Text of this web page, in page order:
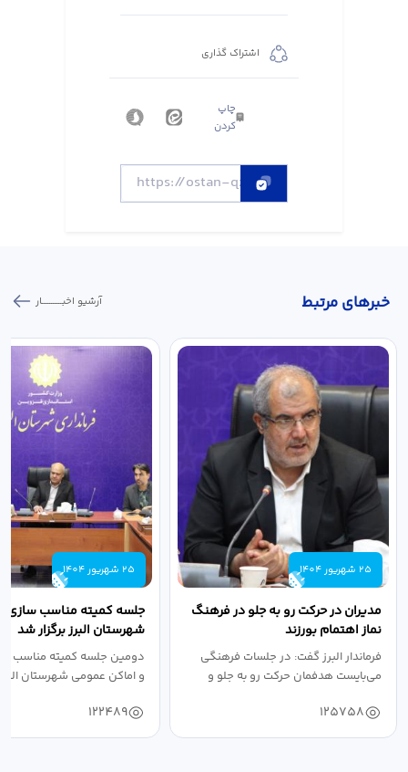
اشتراک گذاری
چاپ
کردن
خبر‌های مرتبط آرشیو اخبـــــــــــار
25 شهریور 1404
مدیران در حرکت رو به جلو در فرهنگ
نماز اهتمام بورزند
فرماندار البرز گفت: در جلسات فرهنگی
می‌بایست هدفمان حرکت رو به جلو و
125758
25 شهریور 1404
جلسه کمیته مناسب سازی
شهرستان البرز برگزار شد
دومین جلسه کمیته مناسب
و اماکن عمومی شهرستان
122489